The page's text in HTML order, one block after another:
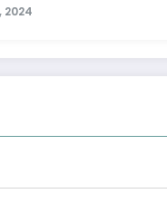
2024